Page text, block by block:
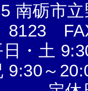
南砺市
8123
・土
9:30～